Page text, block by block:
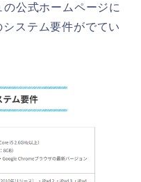
公式ホームページに
ステム要件がでてい